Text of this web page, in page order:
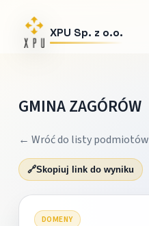
XPU Sp. z o.o.
GMINA ZAGÓRÓW
← Wróć do listy podmiotów
🔗Skopiuj link do wyniku
DOMENY